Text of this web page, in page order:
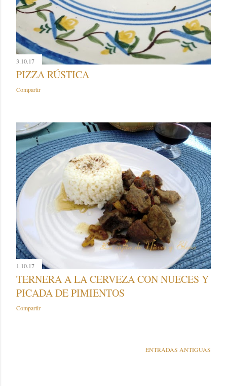
3.10.17
PIZZA RÚSTICA
Compartir
1.10.17
TERNERA A LA CERVEZA CON NUECES Y
PICADA DE PIMIENTOS
Compartir
ENTRADAS ANTIGUAS